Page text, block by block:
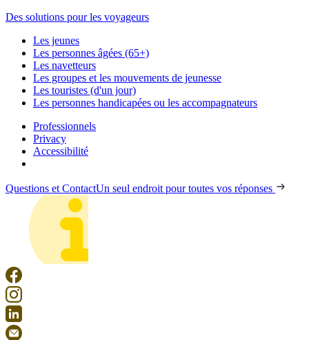
Des solutions pour les voyageurs
Les jeunes
Les personnes âgées (65+)
Les navetteurs
Les groupes et les mouvements de jeunesse
Les touristes (d'un jour)
Les personnes handicapées ou les accompagnateurs
Professionnels
Privacy
Accessibilité
Questions et ContactUn seul endroit pour toutes vos réponses